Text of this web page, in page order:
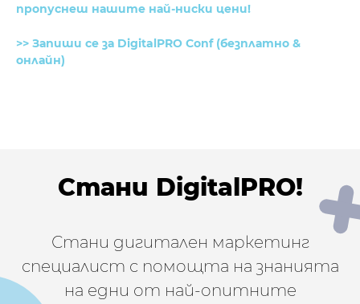
пропуснеш нашите най-ниски цени!
>> Запиши се за DigitalPRO Conf (безплатно &
онлайн)
Стани DigitalPRO!
Стани дигитален маркетинг
специалист с помощта на знанията
на едни от най-опитните